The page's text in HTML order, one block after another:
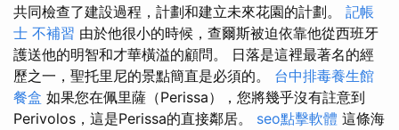
共同檢查了建設過程，計劃和建立未來花園的計劃。 記帳
士 不補習 由於他很小的時候，查爾斯被迫依靠他從西班牙
護送他的明智和才華橫溢的顧問。 日落是這裡最著名的經
歷之一，聖托里尼的景點簡直是必須的。 台中排毒養生館
餐盒 如果您在佩里薩（Perissa），您將幾乎沒有註意到
Perivolos，這是Perissa的直接鄰居。 seo點擊軟體 這條海